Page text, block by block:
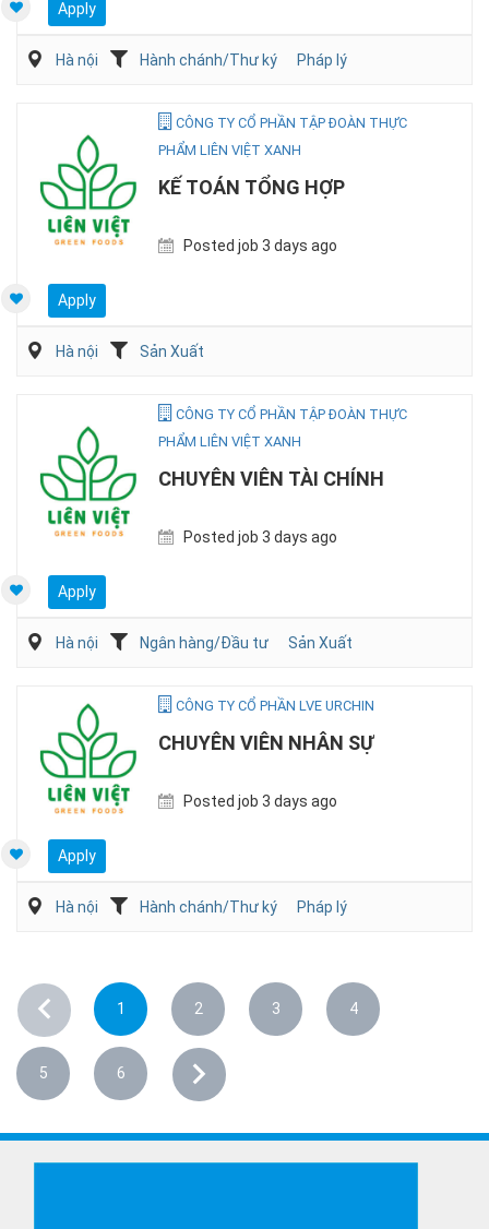
Apply
Hà nội Hành chánh/Thư ký Pháp lý
CÔNG TY CỔ PHẦN TẬP ĐOÀN THỰC
PHẨM LIÊN VIỆT XANH
KẾ TOÁN TỔNG HỢP
Posted job 3 days ago
Apply
Hà nội Sản Xuất
CÔNG TY CỔ PHẦN TẬP ĐOÀN THỰC
PHẨM LIÊN VIỆT XANH
CHUYÊN VIÊN TÀI CHÍNH
Posted job 3 days ago
Apply
Hà nội Ngân hàng/Đầu tư Sản Xuất
CÔNG TY CỔ PHẦN LVE URCHIN
CHUYÊN VIÊN NHÂN SỰ
Posted job 3 days ago
Apply
Hà nội Hành chánh/Thư ký Pháp lý
1 2 3 4
5 6